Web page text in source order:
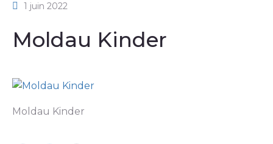
1 juin 2022
Moldau Kinder
Moldau Kinder